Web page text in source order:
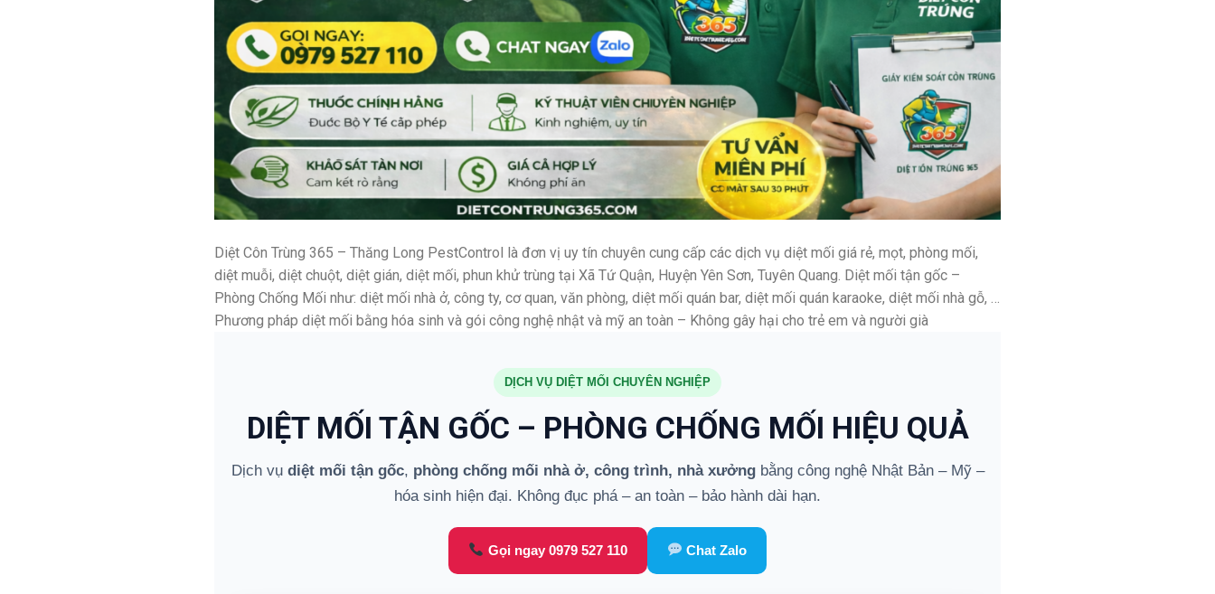
Diệt Côn Trùng 365 – Thăng Long PestControl là đơn vị uy tín chuyên cung cấp các dịch vụ diệt mối giá rẻ, mọt, phòng mối,
diệt muỗi, diệt chuột, diệt gián, diệt mối, phun khử trùng tại Xã Tứ Quận, Huyện Yên Sơn, Tuyên Quang. Diệt mối tận gốc –
Phòng Chống Mối như: diệt mối nhà ở, công ty, cơ quan, văn phòng, diệt mối quán bar, diệt mối quán karaoke, diệt mối nhà gỗ, …
Phương pháp diệt mối bằng hóa sinh và gói công nghệ nhật và mỹ an toàn – Không gây hại cho trẻ em và người già
DỊCH VỤ DIỆT MỐI CHUYÊN NGHIỆP
DIỆT MỐI TẬN GỐC – PHÒNG CHỐNG MỐI HIỆU QUẢ
Dịch vụ diệt mối tận gốc, phòng chống mối nhà ở, công trình, nhà xưởngbằng công nghệ Nhật Bản – Mỹ –
hóa sinh hiện đại. Không đục phá – an toàn – bảo hành dài hạn.
Gọi ngay 0979 527 110 Chat Zalo